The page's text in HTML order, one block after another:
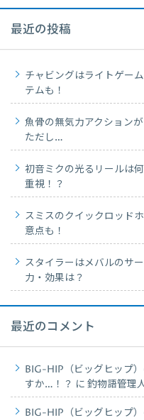
最近の投稿
チャビングはライトゲー
テムも！
魚骨の無気力アクション
ただし…
初音ミクの光るリールは
重視！？
スミスのクイックロッド
意点も！
スタイラーはメバルのサ
力・効果は？
最近のコメント
BIG-HIP（ビッグヒップ
すか…！？ に 釣物語管理
BIG-HIP（ビッグヒップ